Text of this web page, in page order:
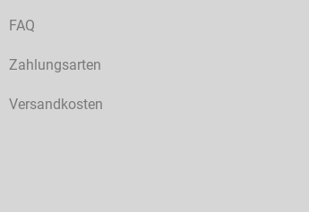
FAQ
Zahlungsarten
Versandkosten